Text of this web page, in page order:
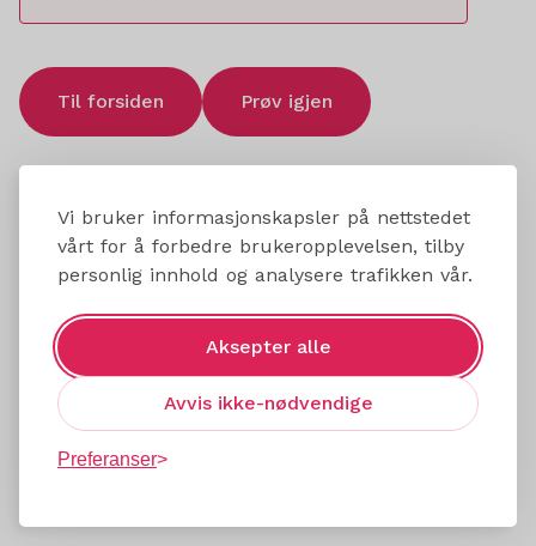
Vi bruker informasjonskapsler på nettstedet
vårt for å forbedre brukeropplevelsen, tilby
personlig innhold og analysere trafikken vår.
Aksepter alle
Avvis ikke-nødvendige
Preferanser
Til forsiden Prøv igjen